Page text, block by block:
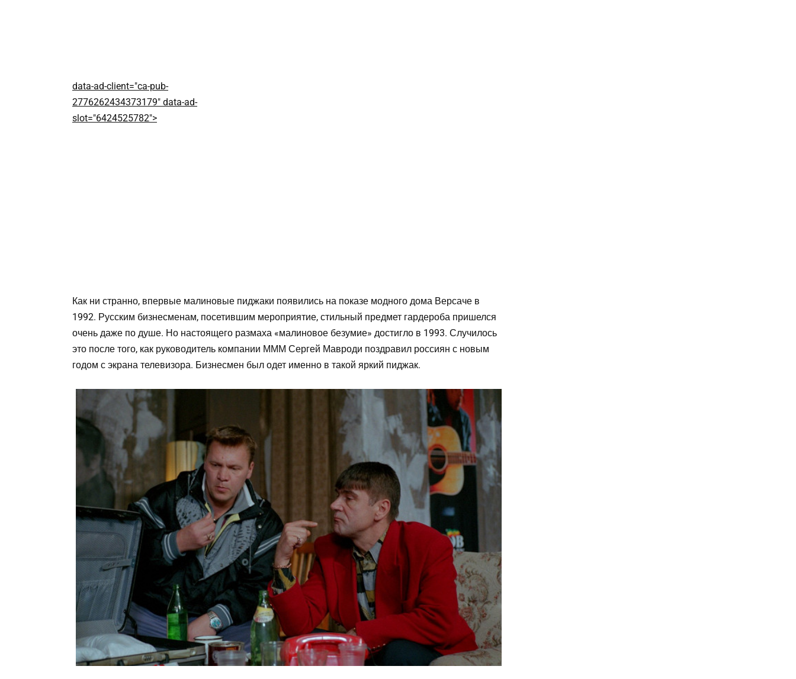
data-ad-client="ca-pub-
2776262434373179" data-ad-
slot="6424525782">
Как ни странно, впервые малиновые пиджаки появились на показе модного дома Версаче в
1992. Русским бизнесменам, посетившим мероприятие, стильный предмет гардероба пришелся
очень даже по душе. Но настоящего размаха «малиновое безумие» достигло в 1993. Случилось
это после того, как руководитель компании МММ Сергей Мавроди поздравил россиян с новым
годом с экрана телевизора. Бизнесмен был одет именно в такой яркий пиджак.